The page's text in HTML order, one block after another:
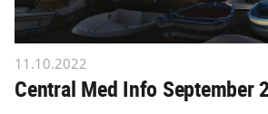
11.10.2022
Central Med Info September